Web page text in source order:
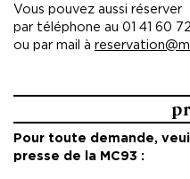
Henrot, Frank Piquard,
compagnie DCA/Philippe
Vous pouvez aussi réserver
par téléphone au 01 41 60
ou par mail à
Pour toute demande,
presse de la MC93 :